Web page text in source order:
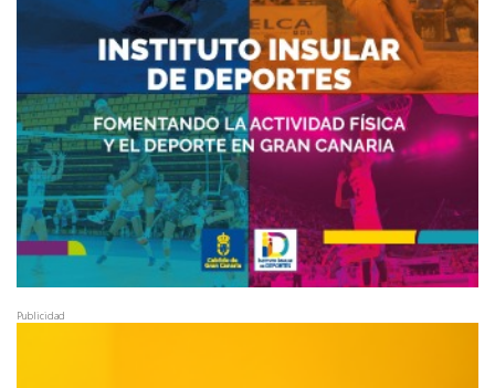
Publicidad